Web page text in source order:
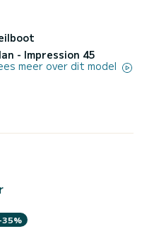
- Impression 45
meer over dit model
35%